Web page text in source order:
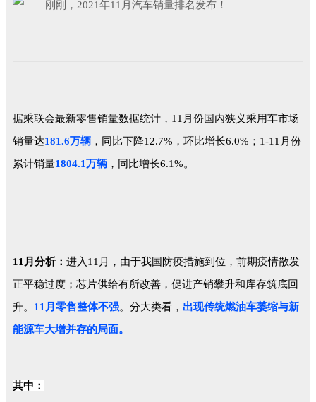
据乘联会最新零售销量数据统计，11月份国内狭义乘用车市场
销量达181.6万辆 ，同比下降12.7%，环比增长6.0%；1-11月份
累计销量1804.1万辆 ，同比增长6.1%。
11月分析： 进入11月，由于我国防疫措施到位，前期疫情散发
正平稳过度；芯片供给有所改善，促进产销攀升和库存筑底回
升。 11月零售整体不强。分大类看， 出现传统燃油车萎缩与新
能源车大增并存的局面。
其中：